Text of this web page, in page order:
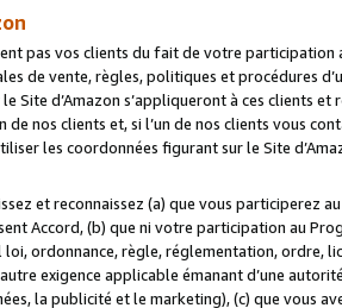
pas vos clients du fait de votre
de vente, règles, politiques et procédures
Site d’Amazon s’appliqueront à ces clients
de nos clients et, si l’un de nos clients vous
les coordonnées figurant sur le Site
et reconnaissez (a) que vous participerez
Accord, (b) que ni votre participation au
loi, ordonnance, règle, réglementation, ordre,
exigence applicable émanant d’une
la publicité et le marketing), (c) que vous